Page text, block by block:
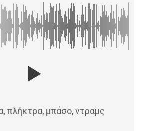
πλήκτρα, μπάσο, ντραμς